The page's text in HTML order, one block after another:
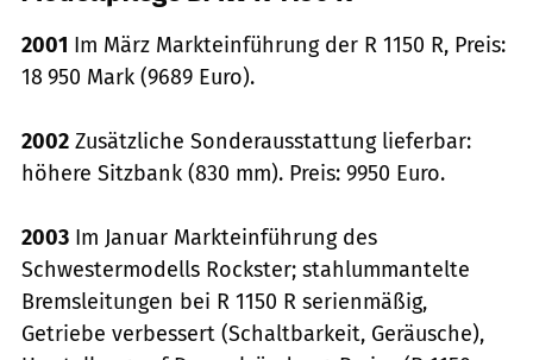
2001 Im März Markteinführung der R 1150 R, Preis:
18 950 Mark (9689 Euro).
2002 Zusätzliche Sonderausstattung lieferbar:
höhere Sitzbank (830 mm). Preis: 9950 Euro.
2003 Im Januar Markteinführung des
Schwestermodells Rockster; stahlummantelte
Bremsleitungen bei R 1150 R serienmäßig,
Getriebe verbessert (Schaltbarkeit, Geräusche),